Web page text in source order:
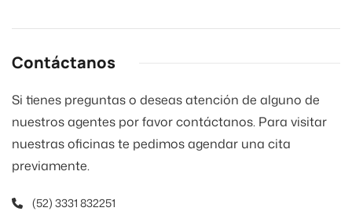
Contáctanos
Si tienes preguntas o deseas atención de alguno de
nuestros agentes por favor contáctanos. Para visitar
nuestras oficinas te pedimos agendar una cita
previamente.
(52) 3331 832251